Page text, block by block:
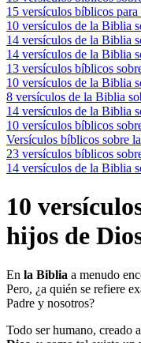
15 versículos bíblicos
10 versículos de la Biblia
14 versículos de la Biblia
14 versículos de la Biblia
13 versículos bíblicos
10 versículos de la Biblia
8 versículos de la Biblia
14 versículos de la Biblia
10 versículos bíblicos
Versículos bíblicos sobre
23 versículos bíblicos
14 versículos de la Biblia
10
hijos de
En la Biblia a menudo
Pero, ¿a quién se refiere
Padre y nosotros?
Todo ser humano, creado